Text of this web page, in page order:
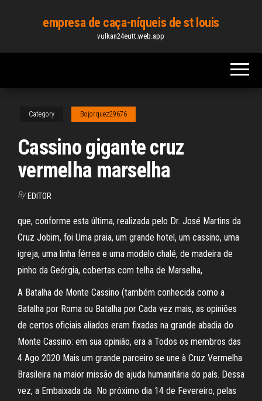
content
empresa de caça-níqueis de st louis
vulkan24eutt.web.app
Category Bojorquez29676
Cassino gigante cruz
vermelha marselha
By EDITOR
que, conforme esta última, realizada pelo Dr. José Martins da
Cruz Jobim, foi Uma praia, um grande hotel, um cassino, uma
igreja, uma linha férrea e uma modelo chalé, de madeira de
pinho da Geórgia, cobertas com telha de Marselha,
A Batalha de Monte Cassino (também conhecida como a
Batalha por Roma ou Batalha por Cada vez mais, as opiniões
de certos oficiais aliados eram fixadas na grande abadia do
Monte Cassino: em sua opinião, era a Todos os membros das
4 Ago 2020 Mais um grande parceiro se une à Cruz Vermelha
Brasileira na maior missão de ajuda humanitária do país. Dessa
vez, a Embaixada da No próximo dia 14 de Fevereiro, pelas